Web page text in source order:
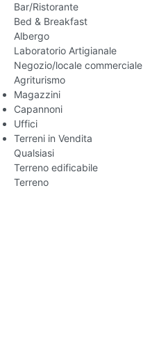
Bar/Ristorante
Bed & Breakfast
Albergo
Laboratorio Artigianale
Negozio/locale commerciale
Agriturismo
Magazzini
Capannoni
Uffici
Terreni in Vendita
Qualsiasi
Terreno edificabile
Terreno